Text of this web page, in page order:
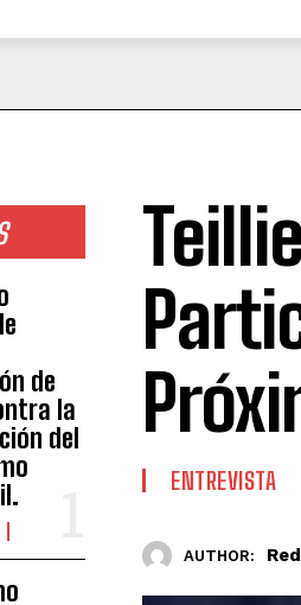
de
la
del
ENTREVISTA
AUTHOR: